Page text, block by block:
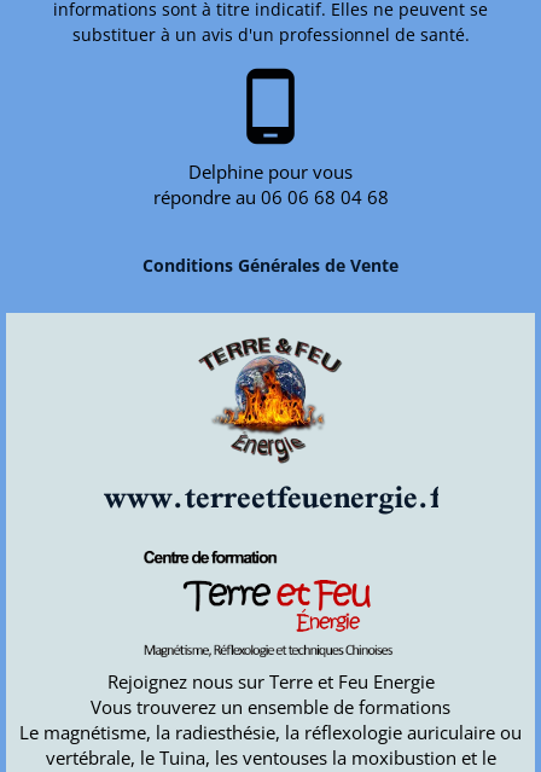
informations sont à titre indicatif. Elles ne peuvent se
substituer à un avis d'un professionnel de santé.
phone_android
Delphine pour vous
répondre au 06 06 68 04 68
Conditions Générales de Vente
www.terreetfeuenergie.fr
Rejoignez nous sur Terre et Feu Energie
Vous trouverez un ensemble de formations
Le magnétisme, la radiesthésie, la réflexologie auriculaire ou
vertébrale, le Tuina, les ventouses la moxibustion et le